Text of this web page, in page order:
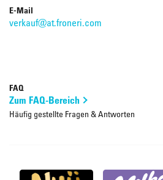
E-Mail
verkauf@at.froneri.com
FAQ
Zum FAQ-Bereich
Häufig gestellte Fragen & Antworten